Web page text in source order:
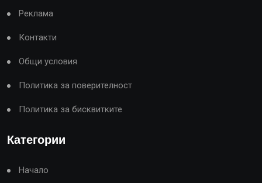
Реклама
Контакти
Общи условия
Политика за поверителност
Политика за бисквитките
Категории
Начало